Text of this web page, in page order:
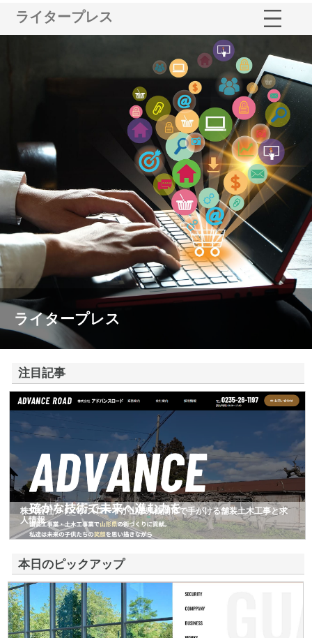
ライタープレス
ライタープレス
注目記事
株式会社アドバンスロードが山形県鶴岡市で手がける舗装土木工事と求
人情報
本日のピックアップ